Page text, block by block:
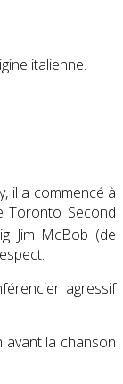
italienne.
il a commencé à
Toronto Second
Jim McBob (de
agressif
la chanson